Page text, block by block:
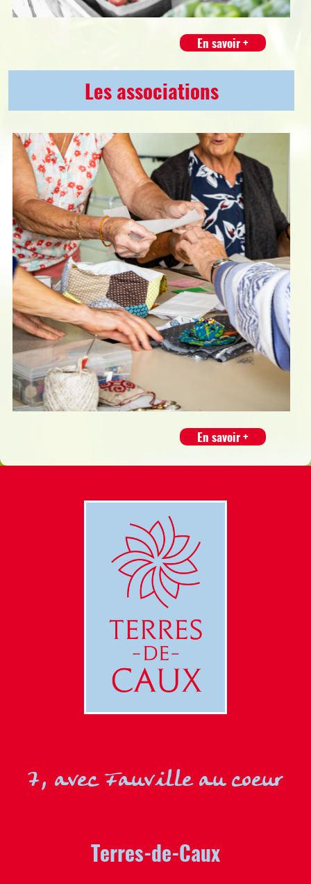
En savoir +
Les associations
En savoir +
7, avec Fauville au coeur
Terres-de-Caux